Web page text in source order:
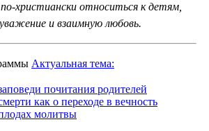
христиански относиться к детям,
и взаимную любовь.
Актуальная тема:
почитания родителей
как о переходе в вечность
молитвы